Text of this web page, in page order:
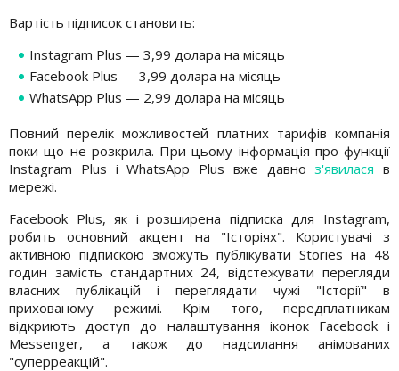
Вартість підписок становить:
Instagram Plus — 3,99 долара на місяць
Facebook Plus — 3,99 долара на місяць
WhatsApp Plus — 2,99 долара на місяць
Повний перелік можливостей платних тарифів компанія
поки що не розкрила. При цьому інформація про функції
Instagram Plus і WhatsApp Plus вже давноз'явилася в
мережі.
Facebook Plus, як і розширена підписка для Instagram,
робить основний акцент на "Історіях". Користувачі з
активною підпискою зможуть публікувати Stories на 48
годин замість стандартних 24, відстежувати перегляди
власних публікацій і переглядати чужі "Історії" в
прихованому режимі. Крім того, передплатникам
відкриють доступ до налаштування іконок Facebook і
Messenger, а також до надсилання анімованих
"суперреакцій".